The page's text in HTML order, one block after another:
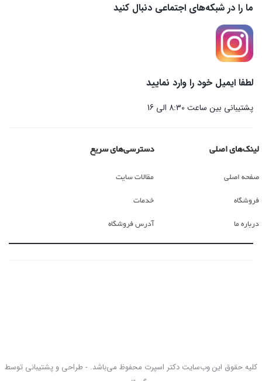
ما را در شبکه‌های اجتماعی دنبال کنید
لطفا ایمیل خود را وارد نمایید
پشتیبانی بین ساعت 8:30 الی 16
لینک‌های اصلی
صفحه اصلی
فروشگاه
درباره ما
دسترسی‌های سریع
مقالات سایت
خدمات
آدرس فروشگاه
کلیه حقوق این وب‌سایت دکتر اسپرت محفوظ می‌باشد. - طراحی و پشتیبانی توسط